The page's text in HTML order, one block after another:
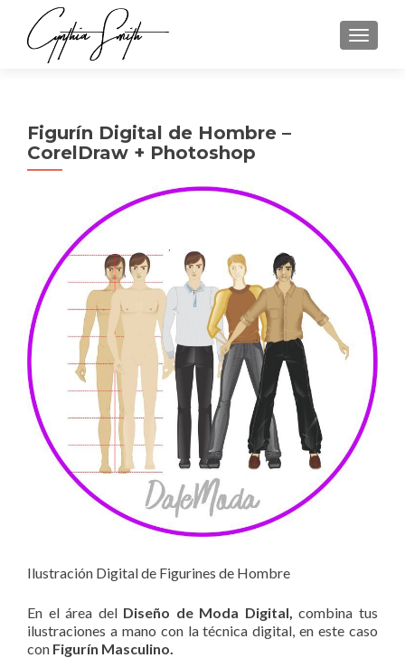
Figurín Digital de Hombre –
CorelDraw + Photoshop
Ilustración Digital de Figurines de Hombre
En el área del Diseño de Moda Digital, combina tus
ilustraciones a mano con la técnica digital, en este caso
con Figurín Masculino.